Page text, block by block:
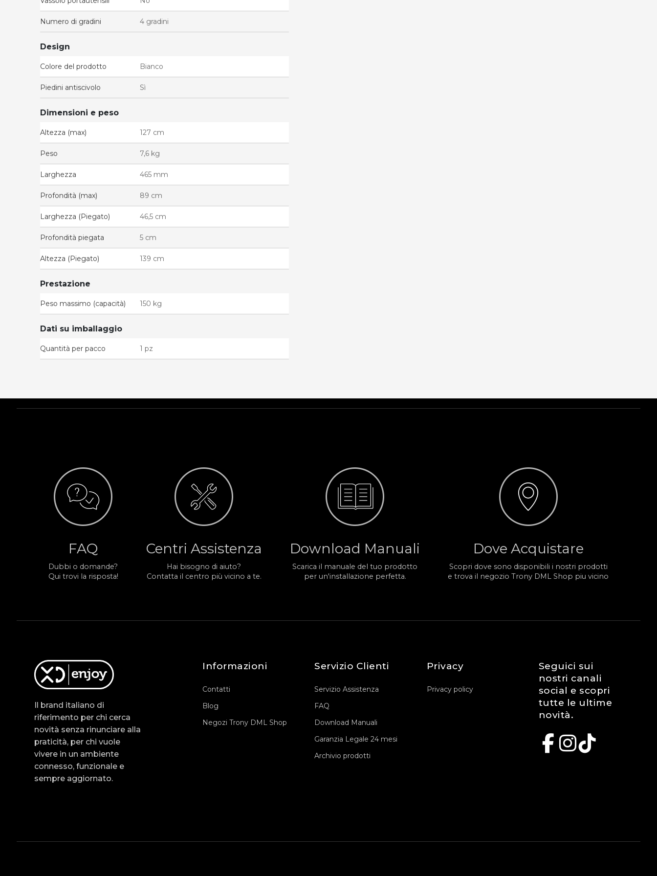
Numero di gradini 4 gradini
Design
Colore del prodotto Bianco
Piedini antiscivolo Sì
Dimensioni e peso
Altezza (max) 127 cm
Peso 7,6 kg
Larghezza 465 mm
Profondità (max) 89 cm
Larghezza (Piegato) 46,5 cm
Profondità piegata 5 cm
Altezza (Piegato) 139 cm
Prestazione
Peso massimo (capacità) 150 kg
Dati su imballaggio
Quantità per pacco 1 pz
FAQ
Dubbi o domande?
Qui trovi la risposta!
Centri Assistenza
Hai bisogno di aiuto?
Contatta il centro più vicino a te.
Download Manuali
Scarica il manuale del tuo prodotto
per un'installazione perfetta.
Dove Acquistare
Scopri dove sono disponibili i nostri prodotti
e trova il negozio Trony DML Shop piu vicino
Il brand italiano di
riferimento per chi cerca
novità senza rinunciare alla
praticità, per chi vuole
vivere in un ambiente
connesso, funzionale e
sempre aggiornato.
Informazioni
Contatti
Blog
Negozi Trony DML Shop
Servizio Clienti
Servizio Assistenza
FAQ
Download Manuali
Garanzia Legale 24 mesi
Archivio prodotti
Privacy
Privacy policy
Seguici sui
nostri canali
social e scopri
tutte le ultime
novità.